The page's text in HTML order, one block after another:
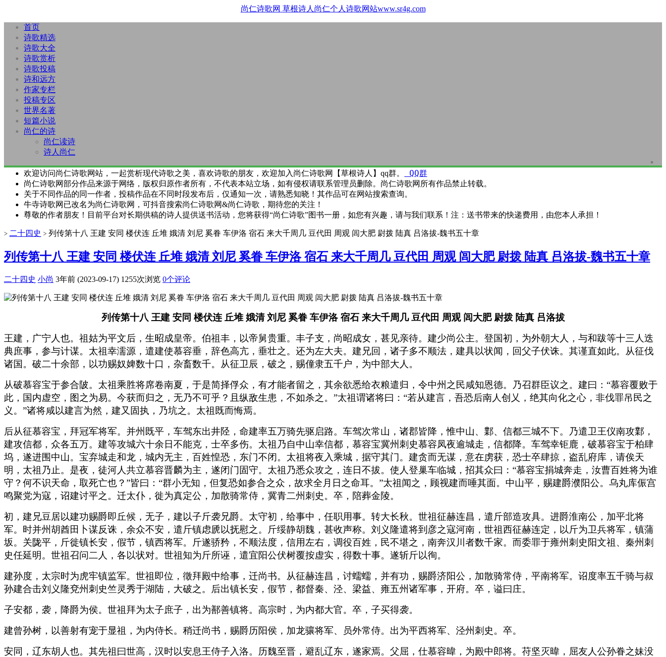
尚仁诗歌网 草根诗人尚仁个人诗歌网站www.sr4g.com
首页
诗歌精选
诗歌大全
诗歌赏析
诗歌投稿
诗和远方
作家专栏
投稿专区
世界名著
短篇小说
尚仁的诗
尚仁读诗
诗人尚仁
欢迎访问尚仁诗歌网站，一起赏析现代诗歌之美，喜欢诗歌的朋友，欢迎加入尚仁诗歌网【草根诗人】qq群。 QQ群
尚仁诗歌网部分作品来源于网络，版权归原作者所有，不代表本站立场，如有侵权请联系管理员删除。尚仁诗歌网所有作品禁止转载。
关于不同作品的同一作者，投稿作品在不同时段发布后，仅通知一次，请熟悉知晓！其作品可在网站搜索查询。
牛寺诗歌网已改名为尚仁诗歌网，可抖音搜索尚仁诗歌网&尚仁诗歌，期待您的关注！
尊敬的作者朋友！目前平台对长期供稿的诗人提供送书活动，您将获得“尚仁诗歌”图书一册，如您有兴趣，请与我们联系！注：送书带来的快递费用，由您本人承担！
> 二十四史 > 列传第十八 王建 安同 楼伏连 丘堆 娥清 刘尼 奚眷 车伊洛 宿石 来大千周几 豆代田 周观 闾大肥 尉拨 陆真 吕洛拔-魏书五十章
列传第十八 王建 安同 楼伏连 丘堆 娥清 刘尼 奚眷 车伊洛 宿石 来大千周几 豆代田 周观 闾大肥 尉拨 陆真 吕洛拔-魏书五十章
二十四史 小尚 3年前 (2023-09-17) 1255次浏览 0个评论
列传第十八 王建 安同 楼伏连 丘堆 娥清 刘尼 奚眷 车伊洛 宿石 来大千周几 豆代田 周观 闾大肥 尉拨 陆真 吕洛拔
王建，广宁人也。祖姑为平文后，生昭成皇帝。伯祖丰，以帝舅贵重。丰子支，尚昭成女，甚见亲待。建少尚公主。登国初，为外朝大人，与和跋等十三人迭
典庶事，参与计谋。太祖幸濡源，遣建使慕容垂，辞色高亢，垂壮之。还为左大夫。建兄回，诸子多不顺法，建具以状闻，回父子伏诛。其谨直如此。从征伐
诸国。破二十余部，以功赐奴婢数十口，杂畜数千。从征卫辰，破之，赐僮隶五千户，为中部大人。
从破慕容宝于参合陂。太祖乘胜将席卷南夏，于是简择俘众，有才能者留之，其余欲悉给衣粮遣归，令中州之民咸知恩德。乃召群臣议之。建曰：“慕容覆败于
此，国内虚空，图之为易。今获而归之，无乃不可乎？且纵敌生患，不如杀之。”太祖谓诸将曰：“若从建言，吾恐后南人创乂，绝其向化之心，非伐罪吊民之
义。”诸将咸以建言为然，建又固执，乃坑之。太祖既而悔焉。
后从征慕容宝，拜冠军将军。并州既平，车驾东出井陉，命建率五万骑先驱启路。车驾次常山，诸郡皆降，惟中山、鄴、信都三城不下。乃遣卫王仪南攻鄴，
建攻信都，众各五万。建等攻城六十余日不能克，士卒多伤。太祖乃自中山幸信都，慕容宝冀州刺史慕容凤夜逾城走，信都降。车驾幸钜鹿，破慕容宝于柏肆
坞，遂进围中山。宝弃城走和龙，城内无主，百姓惶恐，东门不闭。太祖将夜入乘城，据守其门。建贪而无谋，意在虏获，恐士卒肆掠，盗乱府库，请俟天
明，太祖乃止。是夜，徒河人共立慕容晋麟为主，遂闭门固守。太祖乃悉众攻之，连日不拔。使人登巢车临城，招其众曰：“慕容宝捐城奔走，汝曹百姓将为谁
守？何不识天命，取死亡也？”皆曰：“群小无知，但复恐如参合之众，故求全月日之命耳。”太祖闻之，顾视建而唾其面。中山平，赐建爵濮阳公。乌丸库侲宫
鸣聚党为寇，诏建讨平之。迁太仆，徙为真定公，加散骑常侍，冀青二州刺史。卒，陪葬金陵。
初，建兄豆居以建功赐爵即丘候，无子，建以子斤袭兄爵。太守初，给事中，任职用事。转大长秋。世祖征赫连昌，遣斤部造攻具。进爵淮南公，加平北将
军。时并州胡酋田卜谋反诛，余众不安，遣斤镇虑虒以抚慰之。斤绥静胡魏，甚收声称。刘义隆遣将到彦之寇河南，世祖西征赫连定，以斤为卫兵将军，镇蒲
坂。关陇平，斤徙镇长安，假节，镇西将军。斤遂骄矜，不顺法度，信用左右，调役百姓，民不堪之，南奔汉川者数千家。而委罪于雍州刺史阳文祖、秦州刺
史任延明。世祖召问二人，各以状对。世祖知为斤所诬，遣宜阳公伏树覆按虚实，得数十事。遂斩斤以徇。
建孙度，太宗时为虎牢镇监军。世祖即位，徵拜殿中给事，迁尚书。从征赫连昌，讨蠕蠕，并有功，赐爵济阳公，加散骑常侍，平南将军。诏度率五千骑与叔
孙建合击刘义隆兗州刺史竺灵秀于湖陆，大破之。后出镇长安，假节，都督秦、泾、梁益、雍五州诸军事，开府。卒，谥曰庄。
子安都，袭，降爵为侯。世祖拜为太子庶子，出为鄯善镇将。高宗时，为内都大官。卒，子买得袭。
建曾孙树，以善射有宠于显祖，为内侍长。稍迁尚书，赐爵历阳侯，加龙骧将军、员外常侍。出为平西将军、泾州刺史。卒。
安同，辽东胡人也。其先祖曰世高，汉时以安息王侍子入洛。历魏至晋，避乱辽东，遂家焉。父屈，仕慕容暐，为殿中郎将。苻坚灭暐，屈友人公孙眷之妹没